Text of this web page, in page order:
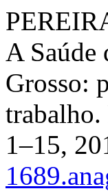
A Saúde
Grosso:
trabalho.
1–15,